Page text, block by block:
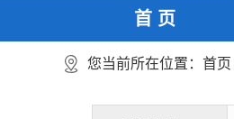
首 页
您当前所在位置： 首页